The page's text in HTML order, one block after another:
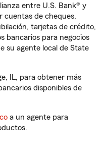
entre U.S. Bank® y
cuentas de cheques,
tarjetas de crédito,
bancarios para negocios
su agente local de State
IL, para obtener más
disponibles de
a un agente para